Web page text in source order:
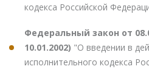
кодекса Российской
Федеральный закон от
10.01.2002) "О введении в
исполнительного кодекса